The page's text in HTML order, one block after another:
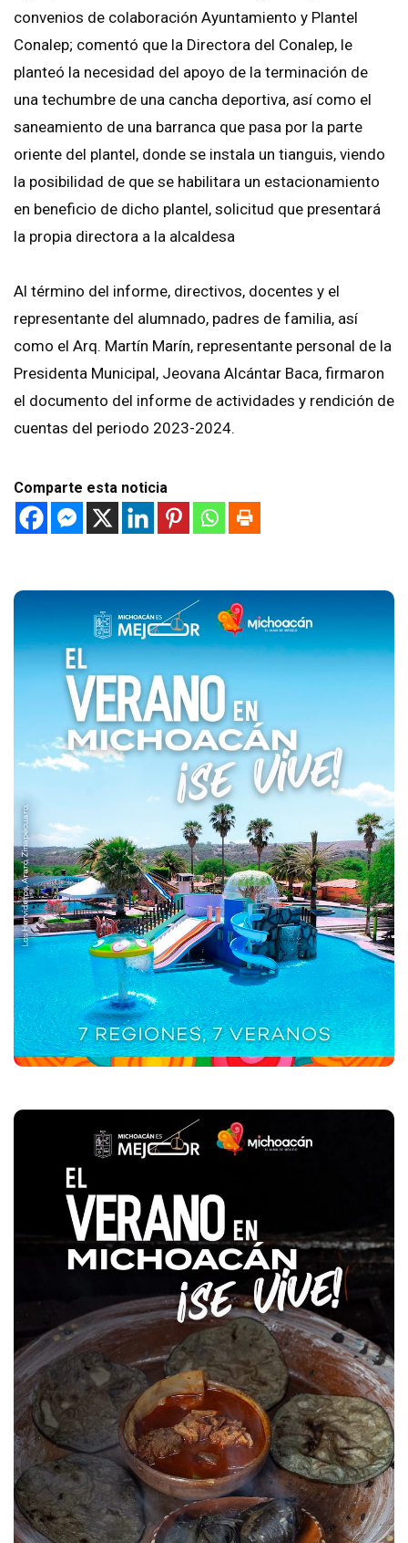
convenios de colaboración Ayuntamiento y Plantel
Conalep; comentó que la Directora del Conalep, le
planteó la necesidad del apoyo de la terminación de
una techumbre de una cancha deportiva, así como el
saneamiento de una barranca que pasa por la parte
oriente del plantel, donde se instala un tianguis, viendo
la posibilidad de que se habilitara un estacionamiento
en beneficio de dicho plantel, solicitud que presentará
la propia directora a la alcaldesa
Al término del informe, directivos, docentes y el
representante del alumnado, padres de familia, así
como el Arq. Martín Marín, representante personal de la
Presidenta Municipal, Jeovana Alcántar Baca, firmaron
el documento del informe de actividades y rendición de
cuentas del periodo 2023-2024.
Comparte esta noticia